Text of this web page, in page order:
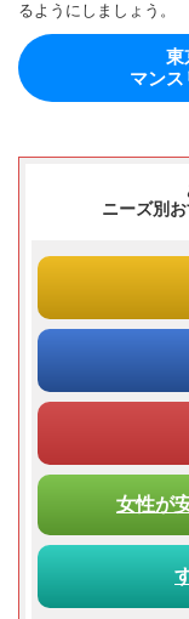
るようにしましょう。
東
マン
ニーズ別
女性が